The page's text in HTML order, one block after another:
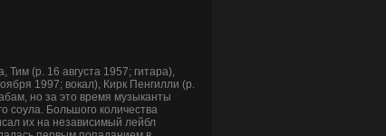
(р. 16 августа 1957; гитара),
1997; вокал), Кирк Пенгилли (р.
но за это время музыканты
соула. Большого количества
их на независимый лейбл